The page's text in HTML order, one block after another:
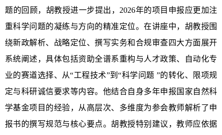
题的回顾，胡教授进一步提出，2026年的项目申报应更加注
重科学问题的凝练与方向的精准定位。在讲座中，胡教授围
绕新政解析、战略定位、撰写实务和合规审查四大方面展开
系统阐述，具体包括资助全谱系重构与人才政策、自动化专
业的赛道选择、从“工程技术”到“科学问题 ”的转化、限项规
定与科研诚信要求等内容。他结合自身多年申报国家自然科
学基金项目的经验，从高层次、多维度为参会教师解析了申
报书的撰写规范与核心要点。胡教授特别建议，教师应依据